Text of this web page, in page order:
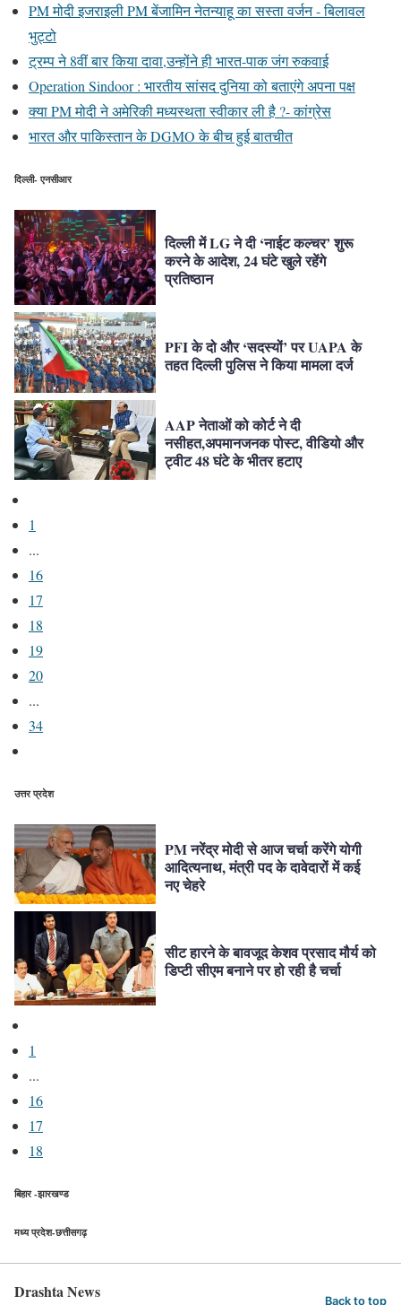
PM मोदी इजराइली PM बेंजामिन नेतन्याहू का सस्ता वर्जन - बिलावल
भुट्टो
ट्रम्प ने 8वीं बार किया दावा,उन्होंने ही भारत-पाक जंग रुकवाई
Operation Sindoor : भारतीय सांसद दुनिया को बताएंगे अपना पक्ष
क्या PM मोदी ने अमेरिकी मध्यस्थता स्वीकार ली है ?- कांग्रेस
भारत और पाकिस्तान के DGMO के बीच हुई बातचीत
दिल्ली- एनसीआर
दिल्ली में LG ने दी ‘नाईट कल्चर’ शुरू
करने के आदेश, 24 घंटे खुले रहेंगे
प्रतिष्ठान
PFI के दो और ‘सदस्यों’ पर UAPA के
तहत दिल्ली पुलिस ने किया मामला दर्ज
AAP नेताओं को कोर्ट ने दी
नसीहत,अपमानजनक पोस्ट, वीडियो और
ट्वीट 48 घंटे के भीतर हटाए
1
...
16
17
18
19
20
...
34
उत्तर प्रदेश
PM नरेंद्र मोदी से आज चर्चा करेंगे योगी
आदित्यनाथ, मंत्री पद के दावेदारों में कई
नए चेहरे
सीट हारने के बावजूद केशव प्रसाद मौर्य को
डिप्टी सीएम बनाने पर हो रही है चर्चा
1
...
16
17
18
बिहार -झारखण्ड
मध्य प्रदेश-छत्तीसगढ़
Drashta News Back to top